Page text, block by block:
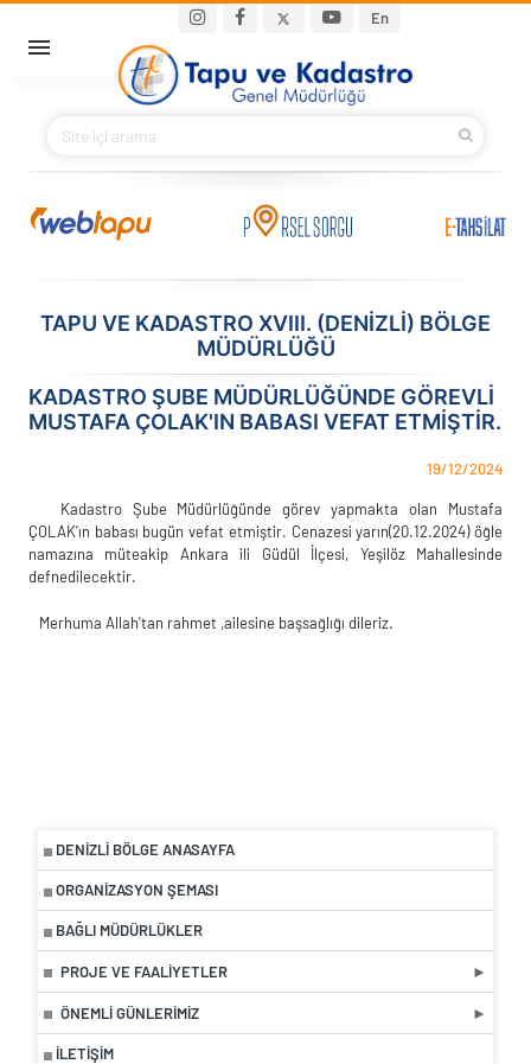
En
Main navigation
BAKANIMIZ
KURUMSAL
İLETIŞIM
TAPU VE KADASTRO XVIII. (DENIZLI) BÖLGE
MÜDÜRLÜĞÜ
DENIZLI BÖLGE ANASAYFA
ORGANIZASYON ŞEMASI
BAĞLI MÜDÜRLÜKLER
PROJE VE FAALIYETLER
ÖNEMLI GÜNLERIMIZ
İLETIŞIM
KADASTRO ŞUBE MÜDÜRLÜĞÜNDE GÖREVLI
MUSTAFA ÇOLAK'IN BABASI VEFAT ETMIŞTIR.
19/12/2024
Kadastro Şube Müdürlüğünde görev yapmakta olan Mustafa
ÇOLAK'ın babası bugün vefat etmiştir. Cenazesi yarın(20.12.2024) öğle
namazına müteakip Ankara ili Güdül İlçesi, Yeşilöz Mahallesinde
defnedilecektir.
Merhuma Allah'tan rahmet ,ailesine başsağlığı dileriz.